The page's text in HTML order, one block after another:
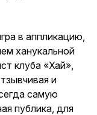
в аппликацию,
ханукальной
клуба «Хай»,
и
самую
публика, для